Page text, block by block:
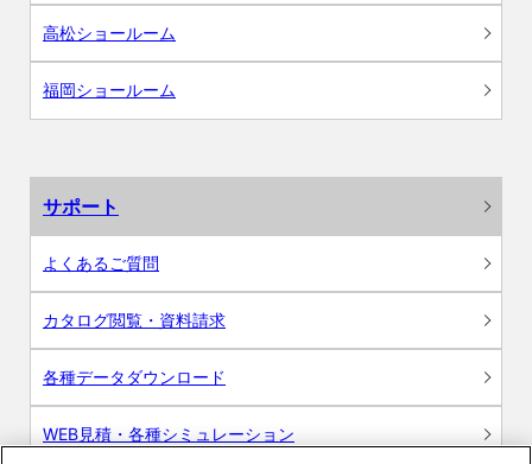
高松ショールーム
福岡ショールーム
サポート
よくあるご質問
カタログ閲覧・資料請求
各種データダウンロード
WEB見積・各種シミュレーション